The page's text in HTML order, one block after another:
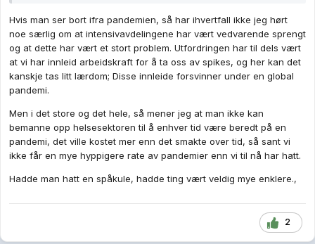
Hvis man ser bort ifra pandemien, så har ihvertfall ikke jeg hørt
noe særlig om at intensivavdelingene har vært vedvarende sprengt
og at dette har vært et stort problem. Utfordringen har til dels vært
at vi har innleid arbeidskraft for å ta oss av spikes, og her kan det
kanskje tas litt lærdom; Disse innleide forsvinner under en global
pandemi.
Men i det store og det hele, så mener jeg at man ikke kan
bemanne opp helsesektoren til å enhver tid være beredt på en
pandemi, det ville kostet mer enn det smakte over tid, så sant vi
ikke får en mye hyppigere rate av pandemier enn vi til nå har hatt.
Hadde man hatt en spåkule, hadde ting vært veldig mye enklere.,
2